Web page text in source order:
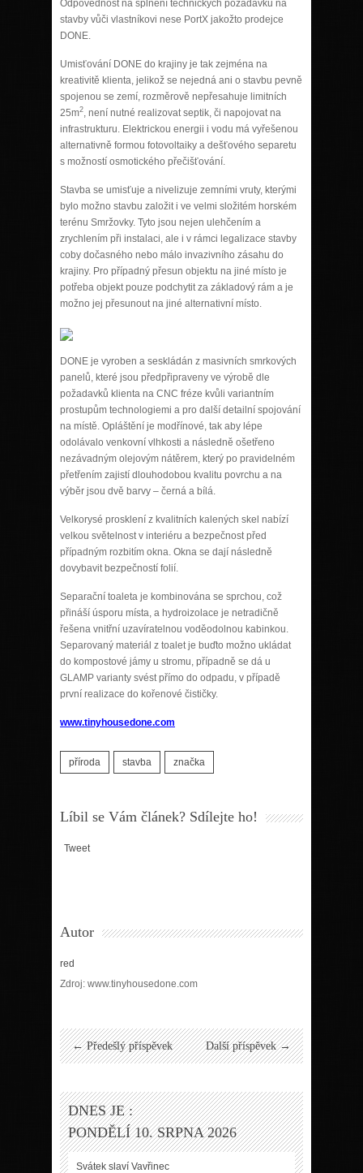
Odpovědnost na splnění technických požadavků na
stavby vůči vlastníkovi nese PortX jakožto prodejce
DONE.
Umisťování DONE do krajiny je tak zejména na
kreativitě klienta, jelikož se nejedná ani o stavbu pevně
spojenou se zemí, rozměrově nepřesahuje limitních
25m2, není nutné realizovat septik, či napojovat na
infrastrukturu. Elektrickou energii i vodu má vyřešenou
alternativně formou fotovoltaiky a dešťového separetu
s možností osmotického přečišťování.
Stavba se umisťuje a nivelizuje zemními vruty, kterými
bylo možno stavbu založit i ve velmi složitém horském
terénu Smržovky. Tyto jsou nejen ulehčením a
zrychlením při instalaci, ale i v rámci legalizace stavby
coby dočasného nebo málo invazivního zásahu do
krajiny. Pro případný přesun objektu na jiné místo je
potřeba objekt pouze podchytit za základový rám a je
možno jej přesunout na jiné alternativní místo.
DONE je vyroben a seskládán z masivních smrkových
panelů, které jsou předpřipraveny ve výrobě dle
požadavků klienta na CNC fréze kvůli variantním
prostupům technologiemi a pro další detailní spojování
na místě. Opláštění je modřínové, tak aby lépe
odolávalo venkovní vlhkosti a následně ošetřeno
nezávadným olejovým nátěrem, který po pravidelném
přetřením zajistí dlouhodobou kvalitu povrchu a na
výběr jsou dvě barvy – černá a bílá.
Velkorysé prosklení z kvalitních kalených skel nabízí
velkou světelnost v interiéru a bezpečnost před
případným rozbitím okna. Okna se dají následně
dovybavit bezpečností folií.
Separační toaleta je kombinována se sprchou, což
přináší úsporu místa, a hydroizolace je netradičně
řešena vnitřní uzavíratelnou voděodolnou kabinkou.
Separovaný materiál z toalet je buďto možno ukládat
do kompostové jámy u stromu, případně se dá u
GLAMP varianty svést přímo do odpadu, v případě
první realizace do kořenové čističky.
www.tinyhousedone.com
příroda stavba značka
Líbil se Vám článek? Sdílejte ho!
Tweet
Autor
red
Zdroj: www.tinyhousedone.com
← Předešlý příspěvek Další příspěvek →
DNES JE :
PONDĚLÍ 10. SRPNA 2026
Svátek slaví Vavřinec